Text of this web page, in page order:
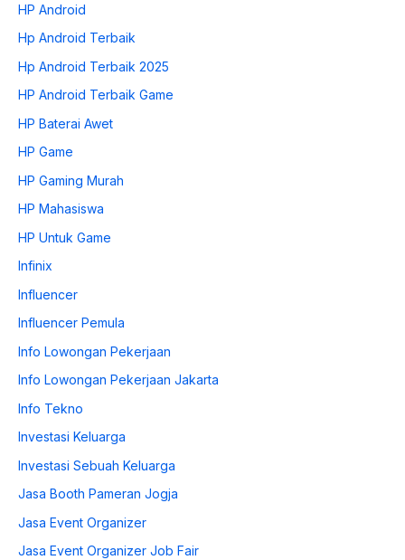
HP Android
Hp Android Terbaik
Hp Android Terbaik 2025
HP Android Terbaik Game
HP Baterai Awet
HP Game
HP Gaming Murah
HP Mahasiswa
HP Untuk Game
Infinix
Influencer
Influencer Pemula
Info Lowongan Pekerjaan
Info Lowongan Pekerjaan Jakarta
Info Tekno
Investasi Keluarga
Investasi Sebuah Keluarga
Jasa Booth Pameran Jogja
Jasa Event Organizer
Jasa Event Organizer Job Fair